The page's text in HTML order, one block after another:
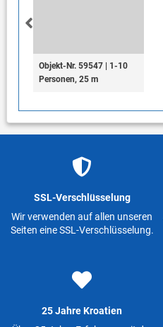
Objekt-Nr. 59547 | 1-10
Personen, 25 m
SSL-Verschlüsselung
Wir verwenden auf allen unseren
Seiten eine SSL-Verschlüsselung.
25 Jahre Kroatien